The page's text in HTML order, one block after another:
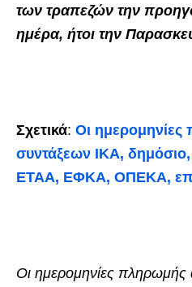
των τραπεζών την
ημέρα, ήτοι την
Σχετικά: Οι
συντάξεων ΙΚΑ,
ΕΤΑΑ, ΕΦΚΑ, ΟΠΕΚΑ,
Οι ημερομηνίες